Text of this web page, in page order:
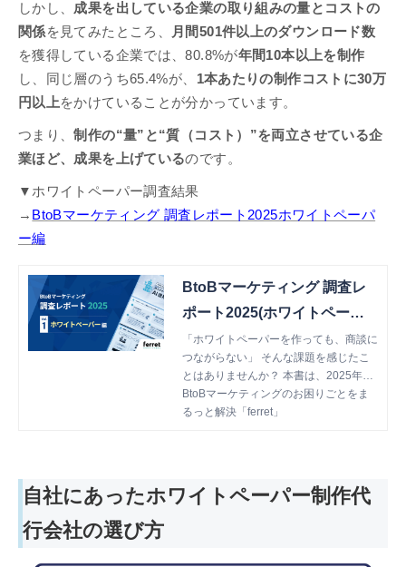
しかし、 成果を出している企業の取り組みの量とコストの
関係を見てみたところ、
月間501件以上のダウンロード数
を獲得している企業では、80.8%が年間10本以上を制作
し、同じ層のうち65.4%が、 1本あたりの制作コストに30万
円以上をかけていることが分かっています。
つまり、制作の“量”と“質（コスト）”を両立させている企
業ほど、成果を上げているのです。
▼ホワイトペーパー調査結果
→ BtoBマーケティング 調査レポート2025ホワイトペーパ
ー編
BtoBマーケティング 調査レ
ポート2025(ホワイトペーパ
ー編)
「ホワイトペーパーを作っても、商談に
つながらない」 そんな課題を感じたこ
とはありませんか？ 本書は、2025年に
実施した最新の独自調査（n=330）をも
とに、 ホワイトペーパー施策の実態・
ホワイトペーパー運用の ヒントを得た
い方は、ぜひご一読ください。
BtoBマーケティングのお困りごとをま
るっと解決「ferret」
自社にあったホワイトペーパー制作代
行会社の選び方